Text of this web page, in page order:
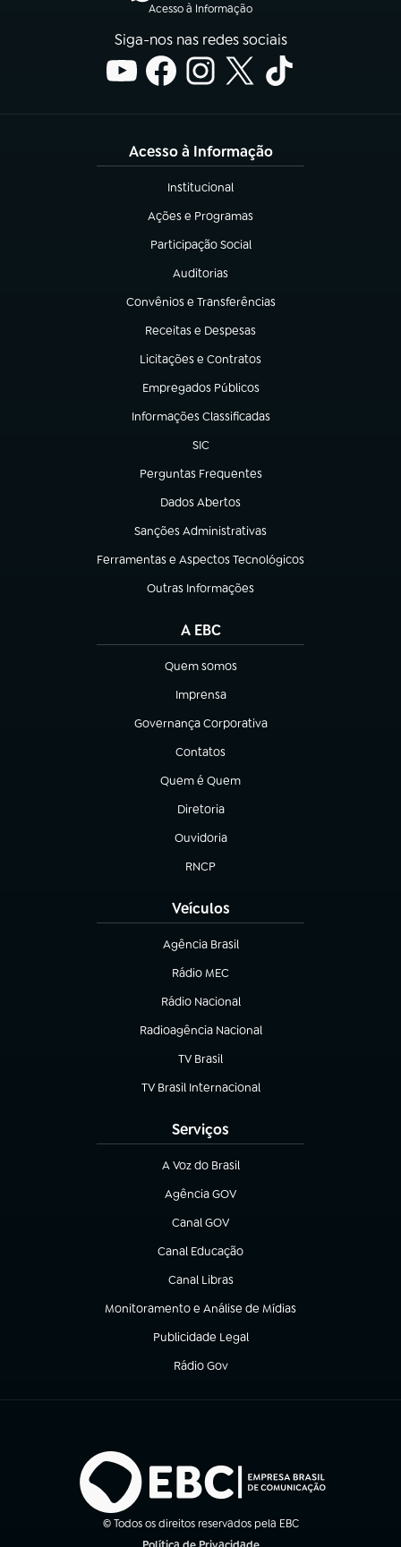
Acesso à Informação
Siga-nos nas redes sociais
Acesso à Informação
Institucional
(abre em nova aba)
Ações e Programas
(abre em nova aba)
Participação Social
(abre em nova aba)
Auditorias
(abre em nova aba)
Convênios e Transferências
(abre em nova aba)
Receitas e Despesas
(abre em nova aba)
Licitações e Contratos
(abre em nova aba)
Empregados Públicos
(abre em nova aba)
Informações Classificadas
(abre em nova aba)
SIC
(abre em nova aba)
Perguntas Frequentes
(abre em nova aba)
Dados Abertos
(abre em nova aba)
Sanções Administrativas
(abre em nova aba)
Ferramentas e Aspectos Tecnológicos
(abre em nova aba)
Outras Informações
(abre em nova aba)
A EBC
Quem somos
(abre em nova aba)
Imprensa
(abre em nova aba)
Governança Corporativa
(abre em nova aba)
Contatos
(abre em nova aba)
Quem é Quem
(abre em nova aba)
Diretoria
(abre em nova aba)
Ouvidoria
(abre em nova aba)
RNCP
(abre em nova aba)
Veículos
Agência Brasil
(abre em nova aba)
Rádio MEC
(abre em nova aba)
Rádio Nacional
Radioagência Nacional
(abre em nova aba)
TV Brasil
(abre em nova aba)
TV Brasil Internacional
(abre em nova aba)
Serviços
A Voz do Brasil
(abre em nova aba)
Agência GOV
(abre em nova aba)
Canal GOV
(abre em nova aba)
Canal Educação
(abre em nova aba)
Canal Libras
(abre em nova aba)
Monitoramento e Análise de Mídias
(abre em nova aba)
Publicidade Legal
(abre em nova aba)
Rádio Gov
(abre em nova aba)
© Todos os direitos reservados pela EBC